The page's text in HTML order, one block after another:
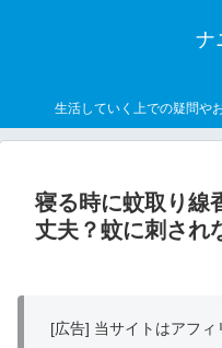
ナ
生活していく上での疑問や
寝る時に蚊取り線
丈夫？蚊に刺され
[広告] 当サイトはアフィ